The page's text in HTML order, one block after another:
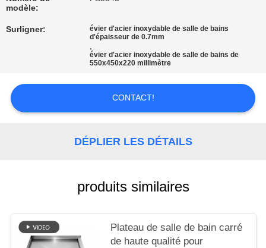
DU
SITE
POLICY
modèle:
Surligner:
évier d'acier inoxydable de salle de bains
d'épaisseur de 0.7mm
,
évier d'acier inoxydable de salle de bains de
550x450x220 millimètre
CONTACT!
DÉPLIER LES DÉTAILS
produits similaires
Plateau de salle de bain carré
de haute qualité pour